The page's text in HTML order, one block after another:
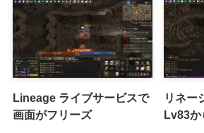
Lineage ライブサービスで
画面がフリーズ
リネー
Lv83